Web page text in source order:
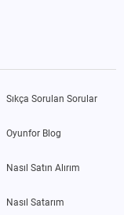
Sıkça Sorulan Sorular
Oyunfor Blog
Nasıl Satın Alırım
Nasıl Satarım